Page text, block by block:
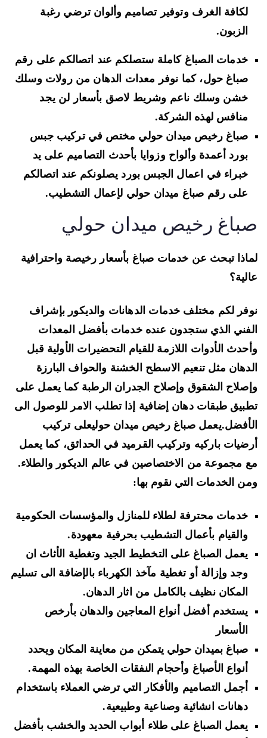
لكافة الغرف وتوفير تصاميم وألوان ترضي رغبة
الزبون.
خدمات الصباغ كاملة ستصلكم عند اتصالكم على رقم
صباغ حول، كما نوفر معدات الدهانمن رولات وسلك
خشن وسلك ناعم وشريط لاصقبأسعار لن يجد
منافس لهذه الشركة.
صباغ رخيص ميدان حولي مختص فيتركيب جبس
بورد أعمدة وألواح وزوايا بأحدث التصاميمعلى يد
خبراء في اعمال الجبس بورد يصلونكم عند اتصالكم
على رقم صباغ ميدان حولي لإعمال التشطيب.
رخيص ميدان حولي
تبحث عن خدمات صباغ بأسعار رخيصة واحترافية
لكم مختلف خدمات الدهانات والديكور بإشراف
الذي ستجدون عنده خدمات بأفضل المعدات
الأدوات اللازمة للقيام التحضيرات الأولية قبل
مثل تنعيم الاسطح الخشنة والحواف البارزة
الشقوق وإصلاح الجدران الرطبة كما يعمل على
طبقات دهان إضافيةإذا تطلب الامر للوصول الى
صباغ رخيص ميدان حوليعلى تركيب
باركيه وتركيب القرميد في الحدائق، كما يعمل
مجموعة من الاختصاصين في عالم الديكور والطلاء.
الخدمات التي نقوم بها:
خدمات محترفة لطلاء للمنازل والمؤسسات الحكومية
والقيام بأعمال التشطيب بحرفية معهودة.
يعمل الصباغ على التخطيط الجيد وتغطية الأثاث ان
وجد وإزالة أو تغطية مآخذ الكهرباء بالإضافة الى تسليم
المكان نظيف بالكامل من اثار الدهان.
يستخدم أفضل أنواع المعاجين والدهانبأرخص
الأسعار
صباغ بميدان حولي يتمكن من معاينة المكان ويحدد
أنواع الأصباغ وأحجام النفقات الخاصة بهذه المهمة.
أجمل التصاميم والأفكار التي ترضي العملاء باستخدام
دهانات انشائية وصناعيةوطبيعية.
يعمل الصباغ على طلاءأبواب الحديد والخشببأفضل